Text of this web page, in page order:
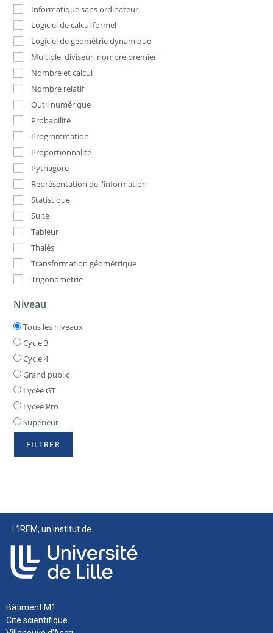
Informatique sans ordinateur
Logiciel de calcul formel
Logiciel de géométrie dynamique
Multiple, diviseur, nombre premier
Nombre et calcul
Nombre relatif
Outil numérique
Probabilité
Programmation
Proportionnalité
Pythagore
Représentation de l'information
Statistique
Suite
Tableur
Thalès
Transformation géométrique
Trigonométrie
Niveau
Tous les niveaux
Cycle 3
Cycle 4
Grand public
Lycée GT
Lycée Pro
Supérieur
L’IREM, un institut de
Bâtiment M1
Cité scientifique